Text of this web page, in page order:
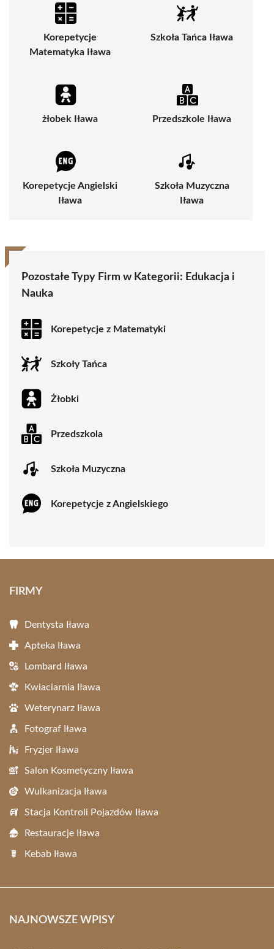
Korepetycje
Matematyka Iława
Szkoła Tańca Iława
żłobek Iława Przedszkole Iława
Korepetycje Angielski
Iława
Szkoła Muzyczna
Iława
Pozostałe Typy Firm w Kategorii: Edukacja i
Nauka
Korepetycje z Matematyki
Szkoły Tańca
Żłobki
Przedszkola
Szkoła Muzyczna
Korepetycje z Angielskiego
FIRMY
Dentysta Iława
Apteka Iława
Lombard Iława
Kwiaciarnia Iława
Weterynarz Iława
Fotograf Iława
Fryzjer Iława
Salon Kosmetyczny Iława
Wulkanizacja Iława
Stacja Kontroli Pojazdów Iława
Restauracje Iława
Kebab Iława
NAJNOWSZE WPISY